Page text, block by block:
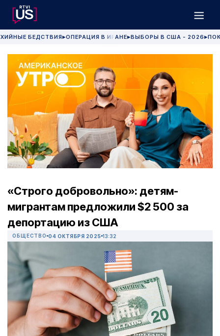
БЕДСТВИЯ▶ОПЕРАЦИЯ В ИРАНЕ▶ВЫБОРЫ В США - 2026 ▶
«Строго добровольно»: детям-
мигрантам предложили $2 500 за
депортацию из США
ОБЩЕСТВО 04 ОКТЯБРЯ 2025 13:32